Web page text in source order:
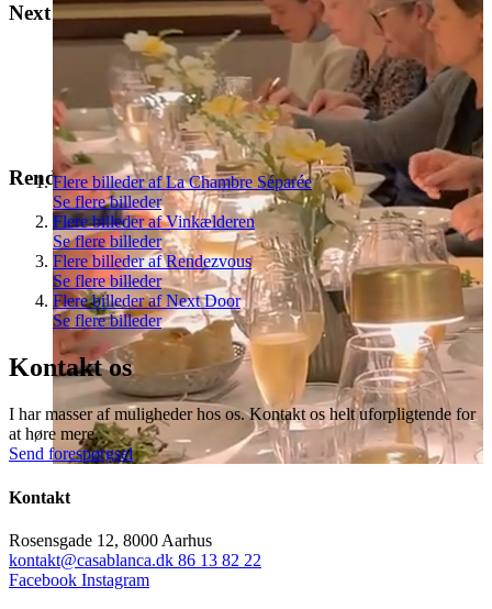
Next Door Next Door
Rendezvous Vinkælder/Lounge
Flere billeder af La Chambre Séparée
Se flere billeder
Flere billeder af Vinkælderen
Se flere billeder
Flere billeder af Rendezvous
Se flere billeder
Flere billeder af Next Door
Se flere billeder
Kontakt os
I har masser af muligheder hos os. Kontakt os helt uforpligtende for
at høre mere.
Send forespørgsel
Kontakt
Rosensgade 12, 8000 Aarhus
kontakt@casablanca.dk 86 13 82 22
Facebook Instagram